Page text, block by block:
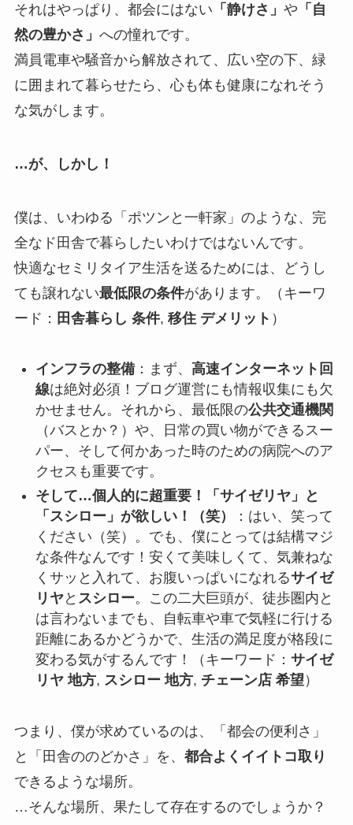
それはやっぱり、都会にはない 「静けさ」 や 「自
然の豊かさ」 への憧れです。
満員電車や騒音から解放されて、広い空の下、緑
に囲まれて暮らせたら、心も体も健康になれそう
な気がします。
…が、しかし！
僕は、いわゆる「ポツンと一軒家」のような、完
全なド田舎で暮らしたいわけではないんです。
快適なセミリタイア生活を送るためには、どうし
ても譲れない最低限の条件があります。（キーワ
ード： 田舎暮らし 条件, 移住 デメリット ）
インフラの整備：まず、 高速インターネット回
線は絶対必須！ブログ運営にも情報収集にも欠
かせません。それから、最低限の公共交通機関
（バスとか？）や、日常の買い物ができるスー
パー、そして何かあった時のための病院へのア
クセスも重要です。
そして…個人的に超重要！「サイゼリヤ」と
「スシロー」が欲しい！（笑）
：はい、笑って
ください（笑）。でも、僕にとっては結構マジ
な条件なんです！安くて美味しくて、気兼ねな
くサッと入れて、お腹いっぱいになれるサイゼ
リヤと スシロー。この二大巨頭が、徒歩圏内と
は言わないまでも、自転車や車で気軽に行ける
距離にあるかどうかで、生活の満足度が格段に
変わる気がするんです！（キーワード： サイゼ
リヤ 地方, スシロー 地方, チェーン店 希望 ）
つまり、僕が求めているのは、「都会の便利さ」
と「田舎ののどかさ」を、 都合よくイイトコ取り
できるような場所。
…そんな場所、果たして存在するのでしょうか？